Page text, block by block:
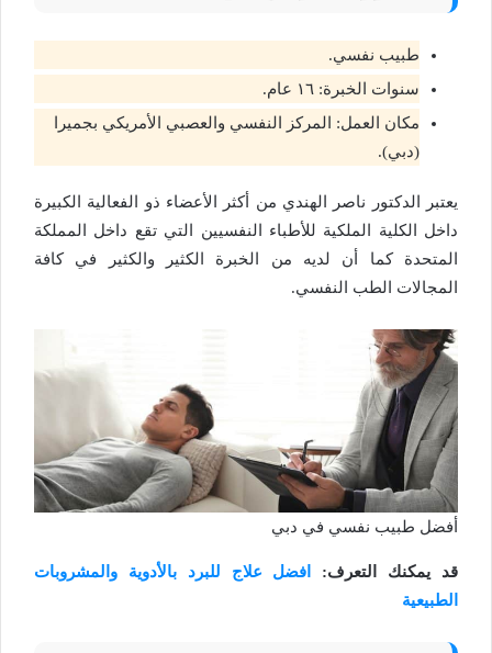
طبيب نفسي.
سنوات الخبرة: ١٦ عام.
مكان العمل: المركز النفسي والعصبي الأمريكي بجميرا
(دبي).
يعتبر الدكتور ناصر الهندي من أكثر الأعضاء ذو الفعالية الكبيرة
داخل الكلية الملكية للأطباء النفسيين التي تقع داخل المملكة
المتحدة كما أن لديه من الخبرة الكثير والكثير في كافة
المجالات الطب النفسي.
أفضل طبيب نفسي في دبي
قد يمكنك التعرف:
افضل علاج للبرد بالأدوية والمشروبات
الطبيعية